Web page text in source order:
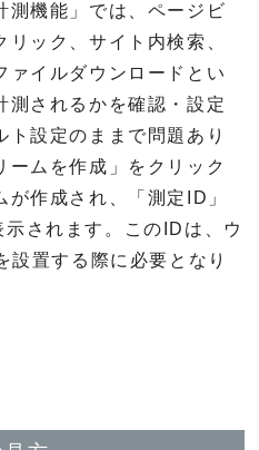
測機能」では、ページビ
ック、サイト内検索、
ァイルダウンロードとい
測されるかを確認・設定
ト設定のままで問題あり
ームを作成」をクリック
作成され、「測定ID」
されます。このIDは、ウ
設置する際に必要となり